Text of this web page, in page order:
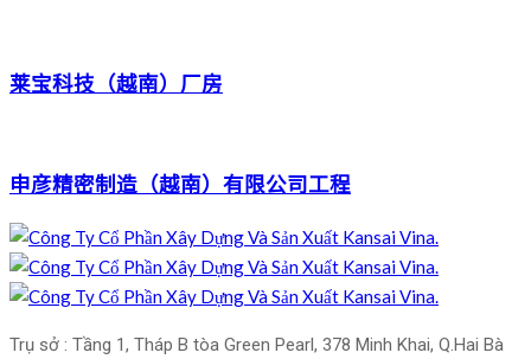
莱宝科技（越南）厂房
申彦精密制造（越南）有限公司工程
Trụ sở : Tầng 1, Tháp B tòa Green Pearl, 378 Minh Khai, Q.Hai Bà